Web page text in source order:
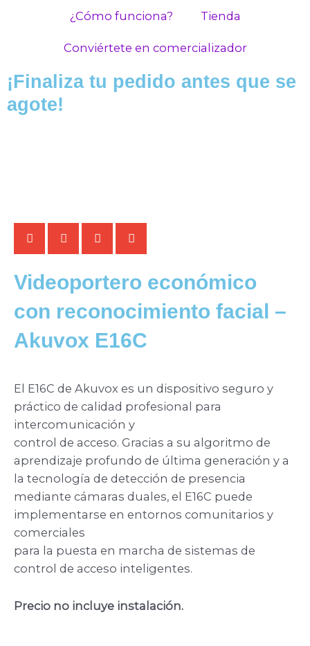
¿Cómo funciona? Tienda
Conviértete en comercializador
¡Finaliza tu pedido antes que se
agote!
Videoportero económico
con reconocimiento facial –
Akuvox E16C
El E16C de Akuvox es un dispositivo seguro y
práctico de calidad profesional para
intercomunicación y
control de acceso. Gracias a su algoritmo de
aprendizaje profundo de última generación y a
la tecnología de detección de presencia
mediante cámaras duales, el E16C puede
implementarse en entornos comunitarios y
comerciales
para la puesta en marcha de sistemas de
control de acceso inteligentes.
Precio no incluye instalación.